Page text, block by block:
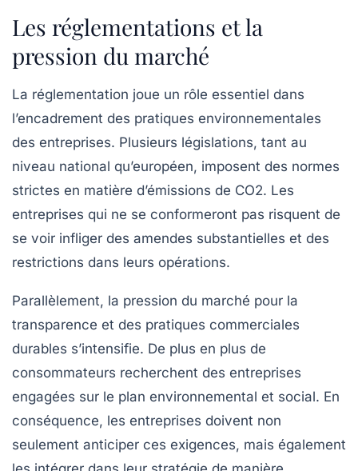
Les réglementations et la
pression du marché
La réglementation joue un rôle essentiel dans
l’encadrement des pratiques environnementales
des entreprises. Plusieurs législations, tant au
niveau national qu’européen, imposent des normes
strictes en matière d’émissions de CO2. Les
entreprises qui ne se conformeront pas risquent de
se voir infliger des amendes substantielles et des
restrictions dans leurs opérations.
Parallèlement, la pression du marché pour la
transparence et des pratiques commerciales
durables s’intensifie. De plus en plus de
consommateurs recherchent des entreprises
engagées sur le plan environnemental et social. En
conséquence, les entreprises doivent non
seulement anticiper ces exigences, mais également